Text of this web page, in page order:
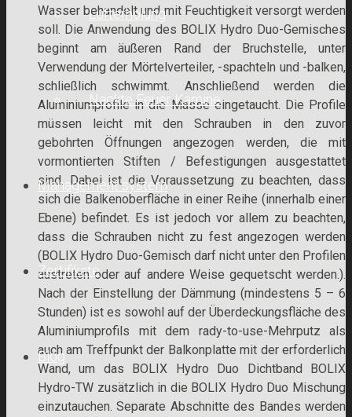
Lufterholung
Nackte Feuer Kamine
Management system
Zertifikate
Blog
Wasser behandelt und mit Feuchtigkeit versorgt werden
soll. Die Anwendung des BOLIX Hydro Duo-Gemisches
beginnt am äußeren Rand der Bruchstelle, unter
Verwendung der Mörtelverteiler, -spachteln und -balken,
schließlich schwimmt. Anschließend werden die
Aluminiumprofile in die Masse eingetaucht. Die Profile
müssen leicht mit den Schrauben in den zuvor
gebohrten Öffnungen angezogen werden, die mit
vormontierten Stiften / Befestigungen ausgestattet
sind. Dabei ist die Voraussetzung zu beachten, dass
sich die Balkenoberfläche in einer Reihe (innerhalb einer
Ebene) befindet. Es ist jedoch vor allem zu beachten,
dass die Schrauben nicht zu fest angezogen werden
(BOLIX Hydro Duo-Gemisch darf nicht unter den Profilen
austreten oder auf andere Weise gequetscht werden.).
Nach der Einstellung der Dämmung (mindestens 5 – 6
Stunden) ist es sowohl auf der Überdeckungsfläche des
Aluminiumprofils mit dem rady-to-use-Mehrputz als
auch am Treffpunkt der Balkonplatte mit der erforderlich
Wand, um das BOLIX Hydro Duo Dichtband BOLIX
Hydro-TW zusätzlich in die BOLIX Hydro Duo Mischung
einzutauchen. Separate Abschnitte des Bandes werden